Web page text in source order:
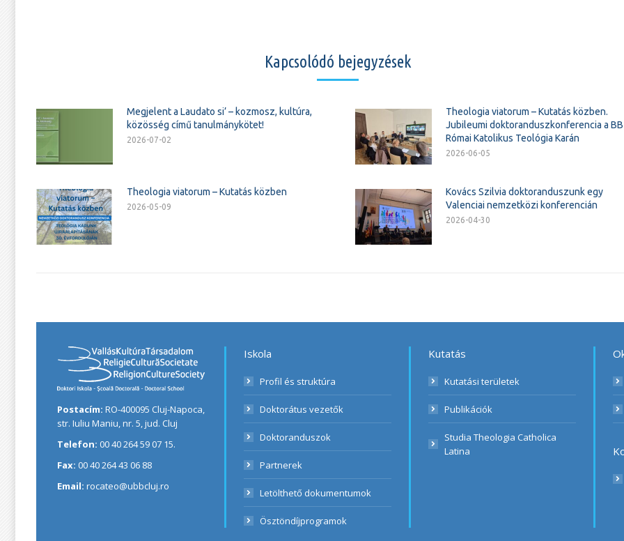
Kapcsolódó bejegyzések
Megjelent a Laudato si’ – kozmosz, kultúra,
közösség című tanulmánykötet!
2026-07-02
Theologia viatorum – Kutatás közben.
Jubileumi doktoranduszkonferencia a
Római Katolikus Teológia Karán
2026-06-05
Theologia viatorum – Kutatás közben
2026-05-09
Kovács Szilvia doktoranduszunk egy
Valenciai nemzetközi konferencián
2026-04-30
Postacím: RO-400095 Cluj-Napoca,
str. Iuliu Maniu, nr. 5, jud. Cluj
Telefon: 00 40 264 59 07 15.
Fax: 00 40 264 43 06 88
Email: rocateo@ubbcluj.ro
Iskola
Profil és struktúra
Doktorátus vezetők
Doktoranduszok
Partnerek
Letölthető dokumentumok
Ösztöndíjprogramok
Kutatás
Kutatási területek
Publikációk
Studia Theologia Catholica
Latina